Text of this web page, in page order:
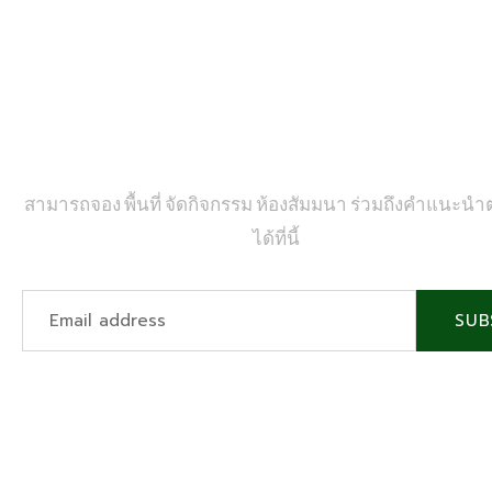
สามารถจอง พื้นที่ จัดกิจกรรม ห้องสัมมนา ร่วมถึงคำแนะนำ
ได้ที่นี้